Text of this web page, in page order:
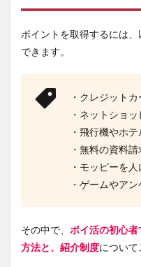
ポイントを取得するには
できます。
・クレジット
・ネットショ
・飛行機やホ
・無料の資料
・モッピーを
・ゲームやア
その中で、 ポイ活の初心
方法と、紹介制度について